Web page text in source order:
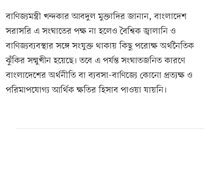
বাণিজ্যমন্ত্রী খন্দকার আবদুল মুক্তাদির জানান, বাংলাদেশ
সরাসরি এ সংঘাতের পক্ষ না হলেও বৈশ্বিক জ্বালানি ও
বাণিজ্যব্যবস্থার সঙ্গে সংযুক্ত থাকায় কিছু পরোক্ষ অর্থনৈতিক
ঝুঁকির সম্মুখীন হয়েছে। তবে এ পর্যন্ত সংঘাতজনিত কারণে
বাংলাদেশের অর্থনীতি বা ব্যবসা-বাণিজ্যে কোনো প্রত্যক্ষ ও
পরিমাপযোগ্য আর্থিক ক্ষতির হিসাব পাওয়া যায়নি।